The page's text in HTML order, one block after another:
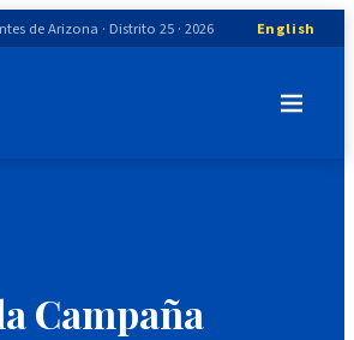
de Arizona · Distrito 25 · 2026 English
Campaña